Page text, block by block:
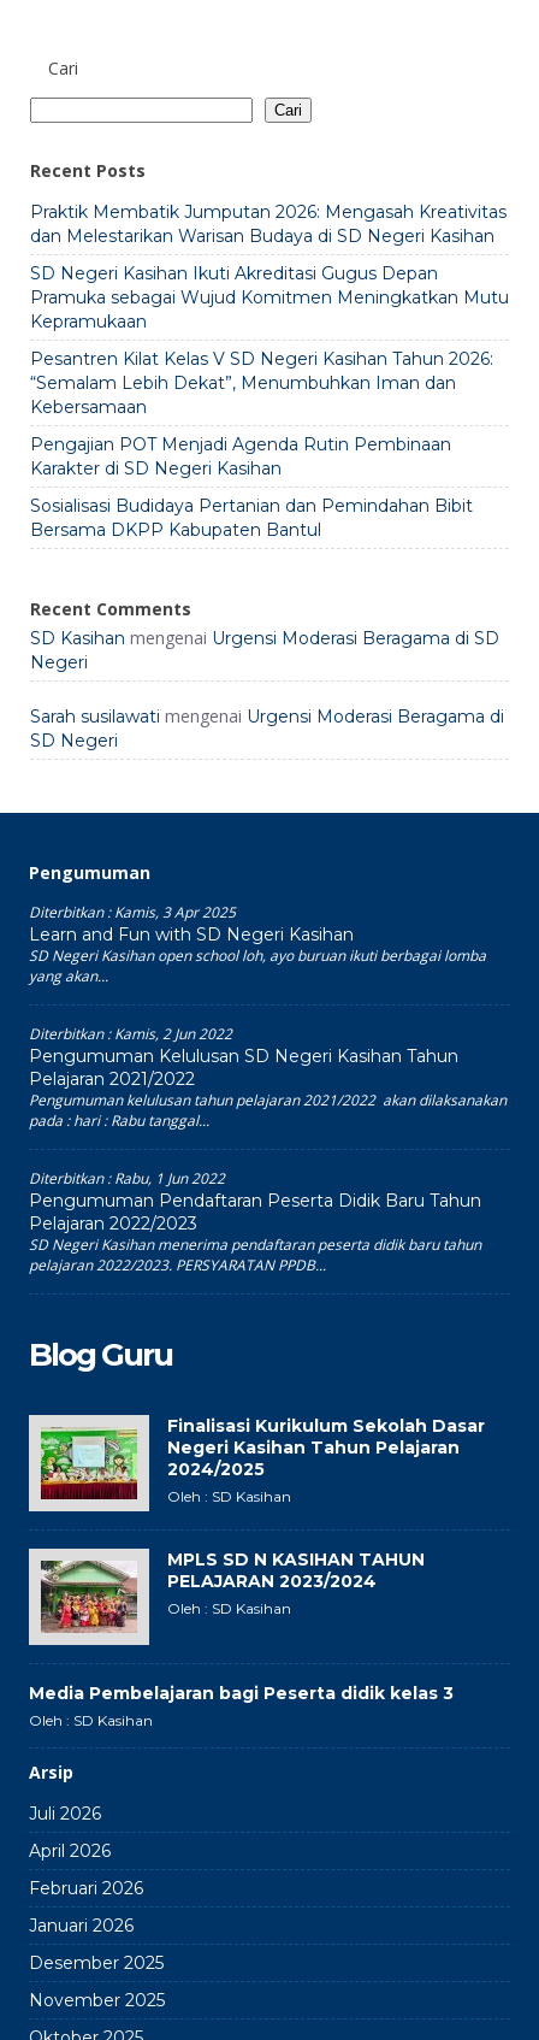
Cari
Cari
Recent Posts
Praktik Membatik Jumputan 2026: Mengasah Kreativitas
dan Melestarikan Warisan Budaya di SD Negeri Kasihan
SD Negeri Kasihan Ikuti Akreditasi Gugus Depan
Pramuka sebagai Wujud Komitmen Meningkatkan Mutu
Kepramukaan
Pesantren Kilat Kelas V SD Negeri Kasihan Tahun 2026:
“Semalam Lebih Dekat”, Menumbuhkan Iman dan
Kebersamaan
Pengajian POT Menjadi Agenda Rutin Pembinaan
Karakter di SD Negeri Kasihan
Sosialisasi Budidaya Pertanian dan Pemindahan Bibit
Bersama DKPP Kabupaten Bantul
Recent Comments
SD Kasihan mengenai Urgensi Moderasi Beragama di SD
Negeri
Sarah susilawati mengenai Urgensi Moderasi Beragama di
SD Negeri
Pengumuman
Diterbitkan :Kamis, 3 Apr 2025
Learn and Fun with SD Negeri Kasihan
SD Negeri Kasihan open school loh, ayo buruan ikuti berbagai lomba
yang akan...
Diterbitkan :Kamis, 2 Jun 2022
Pengumuman Kelulusan SD Negeri Kasihan Tahun
Pelajaran 2021/2022
Pengumuman kelulusan tahun pelajaran 2021/2022 akan dilaksanakan
pada : hari : Rabu tanggal...
Diterbitkan :Rabu, 1 Jun 2022
Pengumuman Pendaftaran Peserta Didik Baru Tahun
Pelajaran 2022/2023
SD Negeri Kasihan menerima pendaftaran peserta didik baru tahun
pelajaran 2022/2023. PERSYARATAN PPDB...
Blog Guru
Finalisasi Kurikulum Sekolah Dasar
Negeri Kasihan Tahun Pelajaran
2024/2025
Oleh : SD Kasihan
MPLS SD N KASIHAN TAHUN
PELAJARAN 2023/2024
Oleh : SD Kasihan
Media Pembelajaran bagi Peserta didik kelas 3
Oleh : SD Kasihan
Arsip
Juli 2026
April 2026
Februari 2026
Januari 2026
Desember 2025
November 2025